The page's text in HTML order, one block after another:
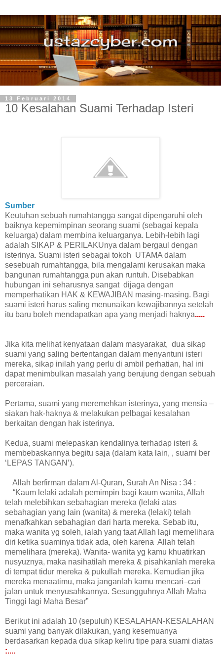
13 Februari 2014
10 Kesalahan Suami Terhadap Isteri
Sumber
Keutuhan sebuah rumahtangga sangat dipengaruhi oleh
baiknya kepemimpinan seorang suami (sebagai kepala
keluarga) dalam membina keluarganya. Lebih-lebih lagi
adalah SIKAP & PERILAKUnya dalam bergaul dengan
isterinya. Suami isteri sebagai tokoh UTAMA dalam
sesebuah rumahtangga, bila mengalami kerusakan maka
bangunan rumahtangga pun akan runtuh. Disebabkan
hubungan ini seharusnya sangat dijaga dengan
memperhatikan HAK & KEWAJIBAN masing-masing. Bagi
suami isteri harus saling menunaikan kewajibannya setelah
itu baru boleh mendapatkan apa yang menjadi haknya.....
Jika kita melihat kenyataan dalam masyarakat, dua sikap
suami yang saling bertentangan dalam menyantuni isteri
mereka, sikap inilah yang perlu di ambil perhatian, hal ini
dapat menimbulkan masalah yang berujung dengan sebuah
perceraian.
Pertama, suami yang meremehkan isterinya, yang mensia –
siakan hak-haknya & melakukan pelbagai kesalahan
berkaitan dengan hak isterinya.
Kedua, suami melepaskan kendalinya terhadap isteri &
membebaskannya begitu saja (dalam kata lain, , suami ber
‘LEPAS TANGAN’).
Allah berfirman dalam Al-Quran, Surah An Nisa : 34 :
“Kaum lelaki adalah pemimpin bagi kaum wanita, Allah
telah melebihkan sebahagian mereka (lelaki atas
sebahagian yang lain (wanita) & mereka (lelaki) telah
menafkahkan sebahagian dari harta mereka. Sebab itu,
maka wanita yg soleh, ialah yang taat Allah lagi memelihara
diri ketika suaminya tidak ada, oleh karena Allah telah
memelihara (mereka). Wanita- wanita yg kamu khuatirkan
nusyuznya, maka nasihatilah mereka & pisahkanlah mereka
di tempat tidur mereka & pukullah mereka. Kemudian jika
mereka menaatimu, maka janganlah kamu mencari–cari
jalan untuk menyusahkannya. Sesungguhnya Allah Maha
Tinggi lagi Maha Besar”
Berikut ini adalah 10 (sepuluh) KESALAHAN-KESALAHAN
suami yang banyak dilakukan, yang kesemuanya
berdasarkan kepada dua sikap keliru tipe para suami diatas
:....